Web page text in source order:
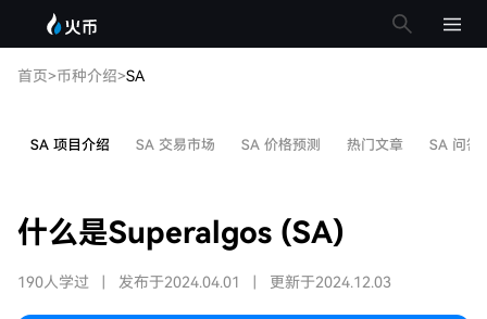
首页>币种介绍>SA
SA 项目介绍 SA 交易市场 SA 价格预测 热门文章 SA 问答
什么是Superalgos (SA)
190人学过 发布于2024.04.01 更新于2024.12.03